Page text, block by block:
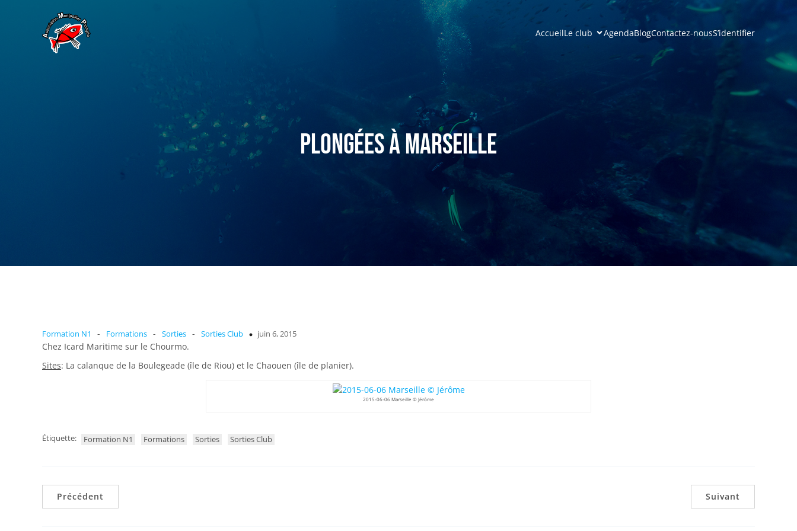
AccueilLe club AgendaBlogContactez-nousS’identifier
Plongées à Marseille
Formation N1 - Formations - Sorties - Sorties Club juin 6, 2015
Chez Icard Maritime sur le Chourmo.
Sites: La calanque de la Boulegeade (île de Riou) et le Chaouen (île de planier).
2015-06-06 Marseille © Jérôme
Étiquette: Formation N1 Formations Sorties Sorties Club
Précédent Suivant